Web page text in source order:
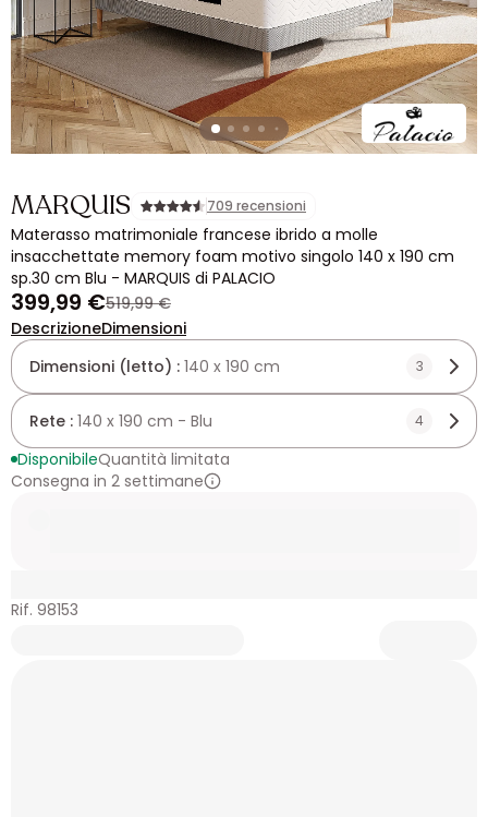
MARQUIS 709 recensioni
Materasso matrimoniale francese ibrido a molle
insacchettate memory foam motivo singolo 140 x 190 cm
sp.30 cm Blu - MARQUIS di PALACIO
399,99 €519,99 €
DescrizioneDimensioni
Dimensioni (letto) : 140 x 190 cm 3
Rete : 140 x 190 cm - Blu 4
DisponibileQuantità limitata
Consegna in 2 settimane
Rif. 98153